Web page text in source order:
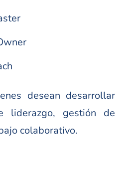
desean desarrollar
liderazgo, gestión de
colaborativo.